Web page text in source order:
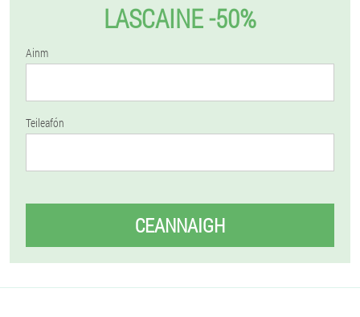
LASCAINE -50%
Ainm
Teileafón
CEANNAIGH